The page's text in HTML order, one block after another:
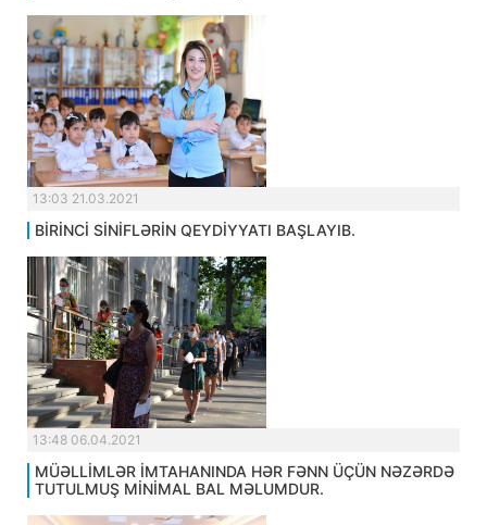
13:03 21.03.2021
BİRİNCİ SİNİFLƏRİN QEYDİYYATI BAŞLAYIB.
13:48 06.04.2021
MÜƏLLİMLƏR İMTAHANINDA HƏR FƏNN ÜÇÜN NƏZƏRDƏ
TUTULMUŞ MİNİMAL BAL MƏLUMDUR.